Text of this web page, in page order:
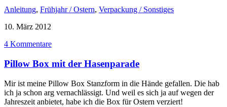
Anleitung, Frühjahr / Ostern, Verpackung / Sonstiges
10. März 2012
4 Kommentare
Pillow Box mit der Hasenparade
Mir ist meine Pillow Box Stanzform in die Hände gefallen. Die hab
ich ja schon arg vernachlässigt. Und weil es sich ja auf wegen der
Jahreszeit anbietet, habe ich die Box für Ostern verziert!